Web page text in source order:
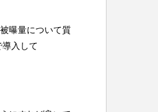
曝量について質
入して